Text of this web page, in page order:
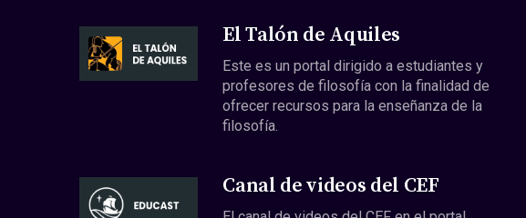
El Talón de Aquiles
Este es un portal dirigido a estudiantes y
profesores de filosofía con la finalidad de
ofrecer recursos para la enseñanza de la
filosofía.
Canal de videos del CEF